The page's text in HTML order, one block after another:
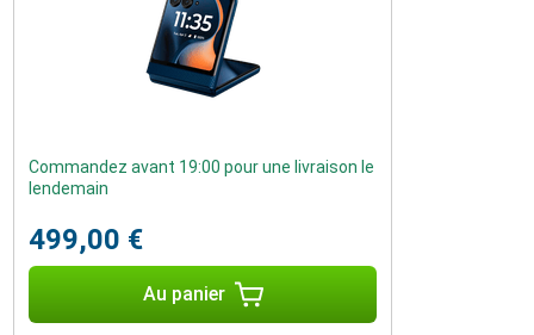
Commandez avant 19:00 pour une livraison le
lendemain
499,00 €
Au panier